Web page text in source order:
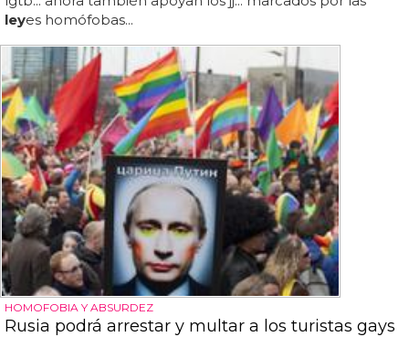
leyes homófobas...
HOMOFOBIA Y ABSURDEZ
Rusia podrá arrestar y multar a los turistas gays